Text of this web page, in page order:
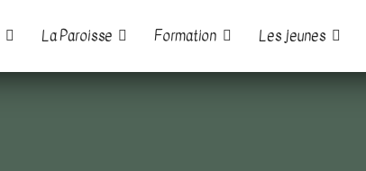
La Paroisse Formation Les jeunes